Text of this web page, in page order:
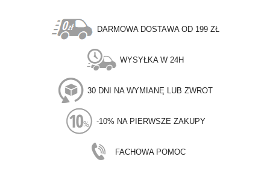
DARMOWA DOSTAWA OD 199 ZŁ
WYSYŁKA W 24H
30 DNI NA WYMIANĘ LUB ZWROT
-10% NA PIERWSZE ZAKUPY
FACHOWA POMOC